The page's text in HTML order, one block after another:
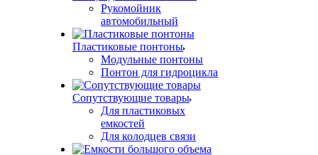
Рукомойник
автомобильный
Пластиковые понтоны
Модульные понтоны
Понтон для гидроцикла
Сопутствующие товары
Для пластиковых
емкостей
Для колодцев связи